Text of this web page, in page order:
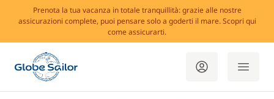
Prenota la tua vacanza in totale tranquillità: grazie alle nostre
assicurazioni complete, puoi pensare solo a goderti il mare. Scopri qui
come assicurarti.